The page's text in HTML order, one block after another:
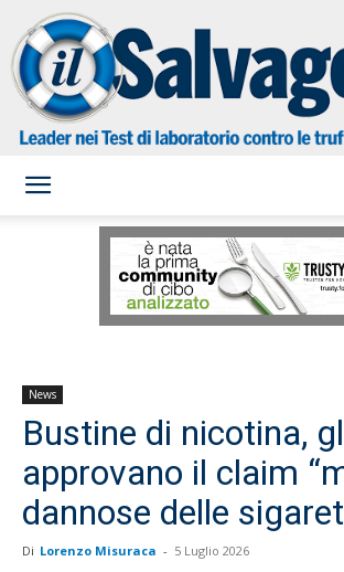
Salvagente
News
Bustine di nicotina,
approvano il claim
dannose delle
Di Lorenzo Misuraca - 5 Luglio 2026